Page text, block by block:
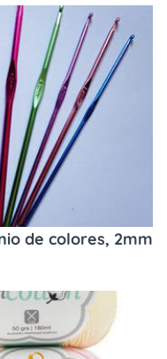
de colores, 2mm